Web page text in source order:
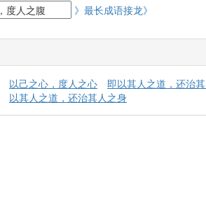
》最长成语接龙》
以己之心，度人之心 即以其人之道，还治
以其人之道，还治其人之身